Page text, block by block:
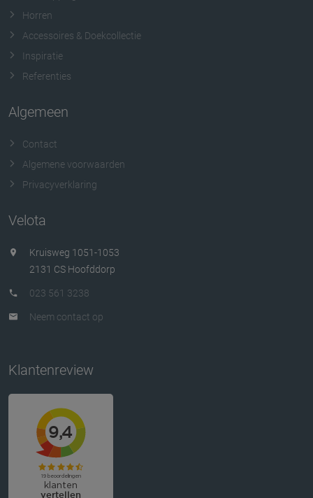
Horren
Accessoires & Doekcollectie
Inspiratie
Referenties
Algemeen
Contact
Algemene voorwaarden
Privacyverklaring
Velota
Kruisweg 1051-1053
2131 CS Hoofddorp
023 561 3238
Neem contact op
Klantenreview